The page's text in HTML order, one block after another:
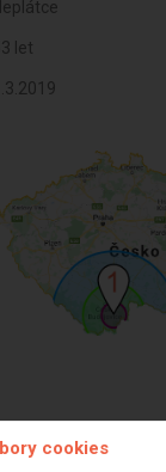
let
cookies